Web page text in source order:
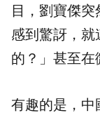
目，劉寶傑
感到驚訝，就
的？」甚至在
有趣的是，中